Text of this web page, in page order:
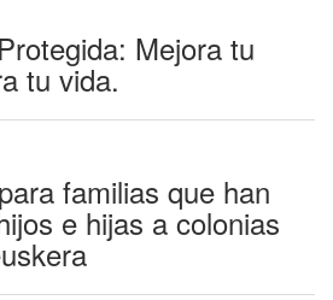
Mejora tu
tu vida.
familias que han
e hijas a colonias